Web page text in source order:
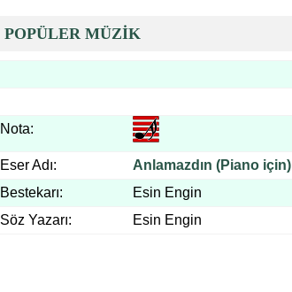
POPÜLER MÜZİK
Nota:
Eser Adı:
Anlamazdın (Piano için)
Bestekarı:
Esin Engin
Söz Yazarı:
Esin Engin